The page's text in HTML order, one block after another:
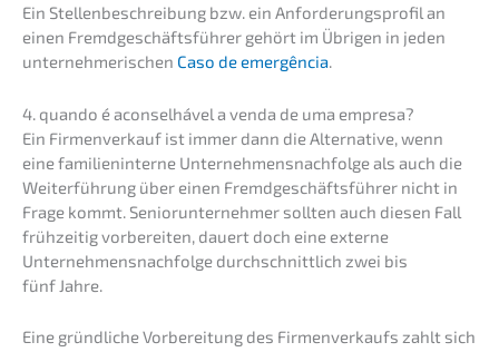
Ein Stellen­be­schrei­bung bzw. ein Anfor­de­rungs­pro­fil an
einen Fremd­ge­schäfts­füh­rer gehört im Übrigen in jeden
unter­neh­me­ri­schen Caso de emergên­cia.
4. quando é aconsel­há­vel a venda de uma empresa?
Ein Firmen­ver­kauf ist immer dann die Alter­na­ti­ve, wenn
eine famili­en­in­ter­ne Unternehmens­nachfolge als auch die
Weiter­füh­rung über einen Fremd­ge­schäfts­füh­rer nicht in
Frage kommt. Senior­un­ter­neh­mer sollten auch diesen Fall
frühzei­tig vorbe­rei­ten, dauert doch eine exter­ne
Unternehmens­nachfolge durch­schnitt­lich zwei bis
fünf Jahre.
Eine gründ­li­che Vorbe­rei­tung des Firmen­ver­kaufs zahlt sich